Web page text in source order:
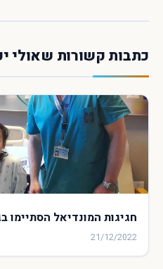
כתבות קשורות שאולי
חגיגות המונדיאל הסתיימו
21/12/2022